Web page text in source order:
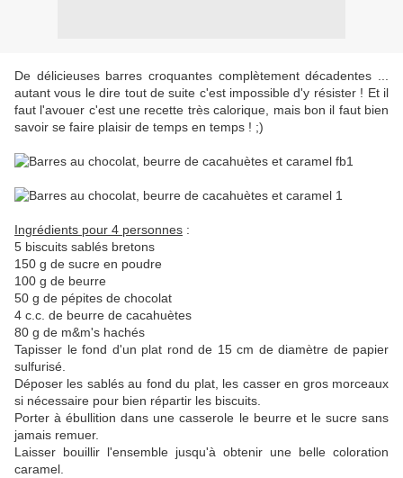
De délicieuses barres croquantes complètement décadentes ...
autant vous le dire tout de suite c'est impossible d'y résister ! Et il
faut l'avouer c'est une recette très calorique, mais bon il faut bien
savoir se faire plaisir de temps en temps ! ;)
Ingrédients pour 4 personnes :
5 biscuits sablés bretons
150 g de sucre en poudre
100 g de beurre
50 g de pépites de chocolat
4 c.c. de beurre de cacahuètes
80 g de m&m's hachés
Tapisser le fond d'un plat rond de 15 cm de diamètre de papier
sulfurisé.
Déposer les sablés au fond du plat, les casser en gros morceaux
si nécessaire pour bien répartir les biscuits.
Porter à ébullition dans une casserole le beurre et le sucre sans
jamais remuer.
Laisser bouillir l'ensemble jusqu'à obtenir une belle coloration
caramel.